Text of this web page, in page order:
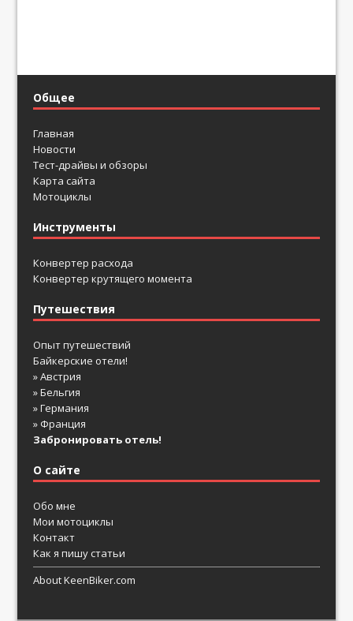
Общее
Главная
Новости
Тест-драйвы и обзоры
Карта сайта
Мотоциклы
Инструменты
Конвертер расхода
Конвертер крутящего момента
Путешествия
Опыт путешествий
Байкерские отели!
» Австрия
» Бельгия
» Германия
» Франция
Забронировать отель!
О сайте
Обо мне
Мои мотоциклы
Контакт
Как я пишу статьи
About KeenBiker.com